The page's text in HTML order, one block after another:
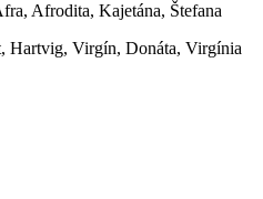
Afrodita, Kajetána, Štefana
Hartvig, Virgín, Donáta, Virgínia